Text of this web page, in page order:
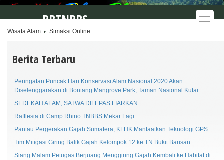
BBTNBBS
Wisata Alam Simaksi Online
Berita Terbaru
Peringatan Puncak Hari Konservasi Alam Nasional 2020 Akan
Diselenggarakan di Bontang Mangrove Park, Taman Nasional Kutai
SEDEKAH ALAM, SATWA DILEPAS LIARKAN
Rafflesia di Camp Rhino TNBBS Mekar Lagi
Pantau Pergerakan Gajah Sumatera, KLHK Manfaatkan Teknologi GPS
Tim Mitigasi Giring Balik Gajah Kelompok 12 ke TN Bukit Barisan
Siang Malam Petugas Berjuang Menggiring Gajah Kembali ke Habitat di